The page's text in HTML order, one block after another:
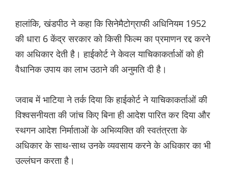
हालांकि, खंडपीठ ने कहा कि सिनेमैटोग्राफी अधिनियम 1952
की धारा 6 केंद्र सरकार को किसी फिल्म का प्रमाणन रद्द करने
का अधिकार देती है। हाईकोर्ट ने केवल याचिकाकर्ताओं को ही
वैधानिक उपाय का लाभ उठाने की अनुमति दी है।
जवाब में भाटिया ने तर्क दिया कि हाईकोर्ट ने याचिकाकर्ताओं की
विश्वसनीयता की जांच किए बिना ही आदेश पारित कर दिया और
स्थगन आदेश निर्माताओं के अभिव्यक्ति की स्वतंत्रता के
अधिकार के साथ-साथ उनके व्यवसाय करने के अधिकार का भी
उल्लंघन करता है।